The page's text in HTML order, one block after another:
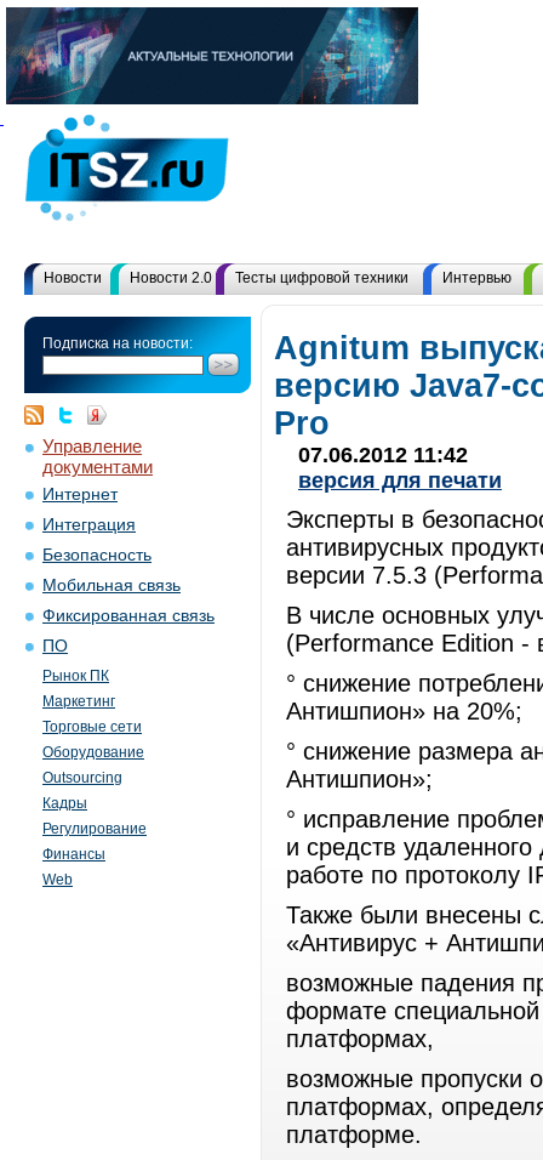
Новости Новости 2.0 Тесты цифровой техники Интервью
Подписка на новости:
Управление
документами
Интернет
Интеграция
Безопасность
Мобильная связь
Фиксированная связь
ПО
Рынок ПК
Маркетинг
Торговые сети
Оборудование
Outsourcing
Кадры
Регулирование
Финансы
Web
Agnitum
версию Java7-
Pro
07.06.2012 11:42
версия для печати
Эксперты в
антивирусных
версии 7.5.3
В числе основных
(Performance Edition -
° снижение
Антишпион» на 20%;
° снижение размера
Антишпион»;
° исправление
и средств
работе по протоколу
Также были внесены
«Антивирус +
возможные падения
формате
платформах,
возможные пропуски
платформах,
платформе.